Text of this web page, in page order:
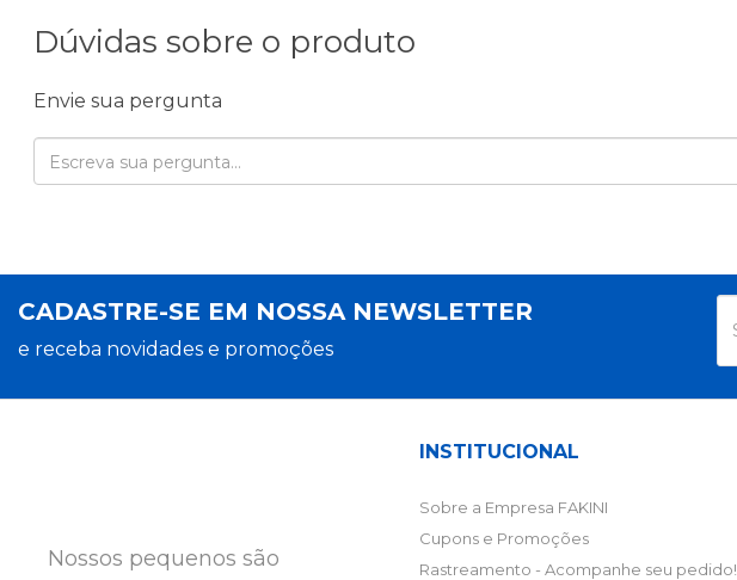
Dúvidas sobre o produto
Envie sua pergunta
CADASTRE-SE EM NOSSA NEWSLETTER
e receba novidades e promoções
Nossos pequenos são
INSTITUCIONAL
Sobre a Empresa FAKINI
Cupons e Promoções
Rastreamento - Acompanhe seu pedido!